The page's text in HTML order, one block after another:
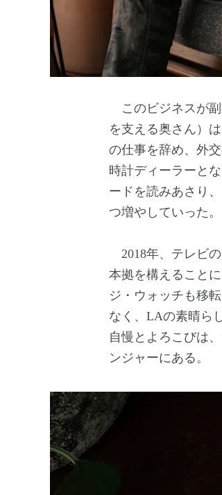
このビジネスが副
を支える奥さん）
の仕事を辞め、外
時計ディーラーと
ードを読みあさり
つ増やしていった。
2018年、テレビ
本拠を構えること
ジ・ウォッチも移
なく、LAの素晴ら
自慢とよろこびは
ンジャーにある。